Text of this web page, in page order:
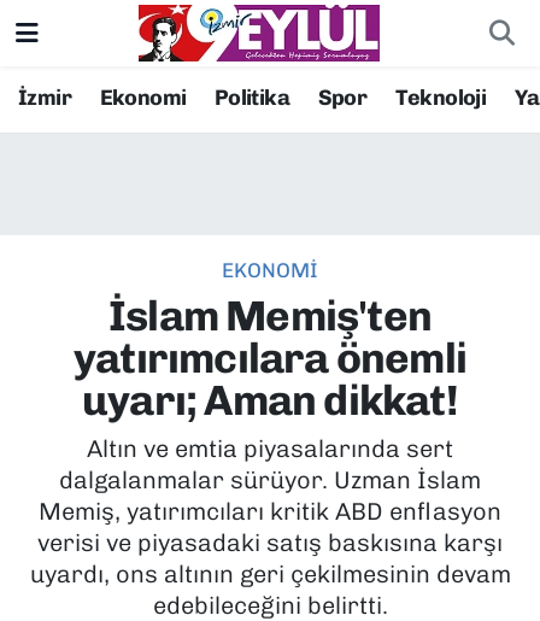
İzmir Ekonomi Politika Spor Teknoloji
EKONOMİ
İslam Memiş'ten
yatırımcılara önemli
uyarı; Aman dikkat!
Altın ve emtia piyasalarında sert
dalgalanmalar sürüyor. Uzman İslam
Memiş, yatırımcıları kritik ABD enflasyon
verisi ve piyasadaki satış baskısına karşı
uyardı, ons altının geri çekilmesinin devam
edebileceğini belirtti.
Resmi İlanlar
EKONOMİ
KÜLTÜR SANAT
MAGAZİN
POLİTİKA
SAĞLIK
Konak Nöbetçi Eczaneler
Süper Lig Puan Durumu ve Fikstür
Tüm Manşetler
Son Dakika Haberleri
Haber Arşivi